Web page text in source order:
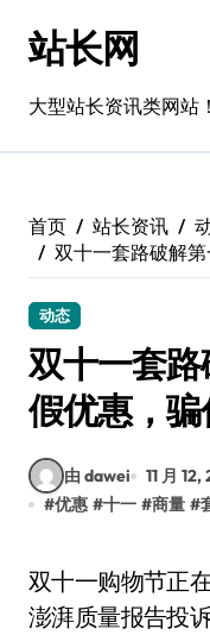
站长网
大型站长资讯类网站
首页 站长资讯
双十一套路破解
动态
双十一套
假优惠，
由 dawei 11 月 12,
#优惠 #十一 #商量 #
双十一购物节正在如火如荼进行。有消费者向
澎湃质量报告投